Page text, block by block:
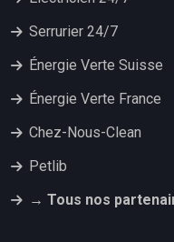
Serrurier 24/7
Énergie Verte Suisse
Énergie Verte France
Chez-Nous-Clean
Petlib
→ Tous nos